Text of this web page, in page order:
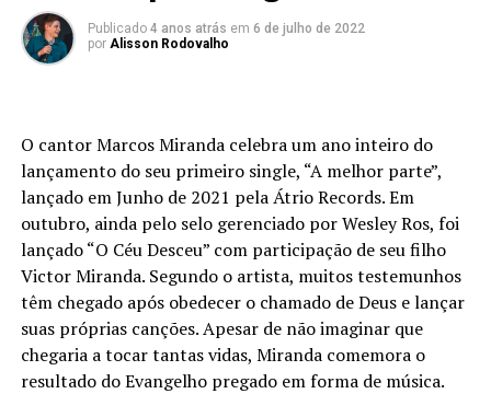
Publicado 4 anos atrás em 6 de julho de 2022
por Alisson Rodovalho
O cantor Marcos Miranda celebra um ano inteiro do
lançamento do seu primeiro single, “A melhor parte”,
lançado em Junho de 2021 pela Átrio Records. Em
outubro, ainda pelo selo gerenciado por Wesley Ros, foi
lançado “O Céu Desceu” com participação de seu filho
Victor Miranda. Segundo o artista, muitos testemunhos
têm chegado após obedecer o chamado de Deus e lançar
suas próprias canções. Apesar de não imaginar que
chegaria a tocar tantas vidas, Miranda comemora o
resultado do Evangelho pregado em forma de música.